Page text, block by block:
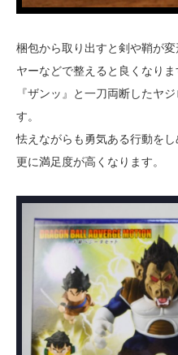
梱包から取り出すと剣や鞘が
ヤーなどで整えると良くなりま
『ザンッ』と一刀両断したヤ
す。
怯えながらも勇気ある行動を
更に満足度が高くなります。
info release WCF